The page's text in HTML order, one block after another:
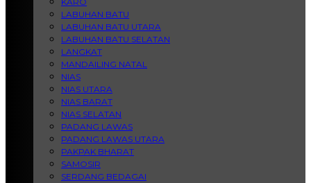
LABUHAN BATU
LABUHAN BATU UTARA
LABUHAN BATU SELATAN
LANGKAT
MANDAILING NATAL
NIAS
NIAS UTARA
NIAS BARAT
NIAS SELATAN
PADANG LAWAS
PADANG LAWAS UTARA
PAKPAK BHARAT
SAMOSIR
SERDANG BEDAGAI